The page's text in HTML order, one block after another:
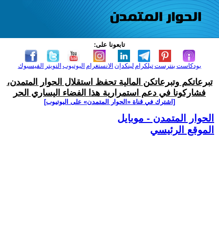
تابعونا على:
الفيسبوك التويتر اليوتيوب الانستغرام لينكدإن تيلكرامبنترست بودكاست
تبرعاتكم وتبرعاتكن المالية تحفظ استقلال الحوار المتمدن،
فشاركونا في دعم استمرارية هذا الفضاء اليساري الحر
[اشترك في قناة ‫«الحوار المتمدن» على اليوتيوب]
الحوار المتمدن - موبايل
الموقع الرئيسي